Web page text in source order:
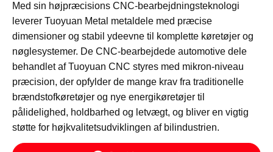
Med sin højpræcisions CNC-bearbejdningsteknologi
leverer Tuoyuan Metal metaldele med præcise
dimensioner og stabil ydeevne til komplette køretøjer og
nøglesystemer. De CNC-bearbejdede automotive dele
behandlet af Tuoyuan CNC styres med mikron-niveau
præcision, der opfylder de mange krav fra traditionelle
brændstofkøretøjer og nye energikøretøjer til
pålidelighed, holdbarhed og letvægt, og bliver en vigtig
støtte for højkvalitetsudviklingen af ​​bilindustrien.